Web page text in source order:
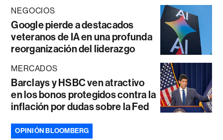
NEGOCIOS
Google pierde a destacados
veteranos de IA en una profunda
reorganización del liderazgo
MERCADOS
Barclays y HSBC ven atractivo
en los bonos protegidos contra la
inflación por dudas sobre la Fed
OPINIÓN BLOOMBERG